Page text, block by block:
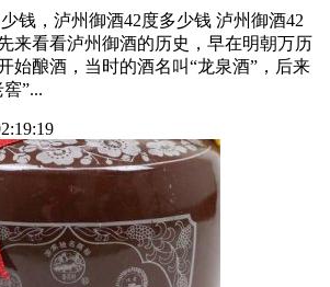
钱，泸州御酒42度多少钱 泸州御酒42
来看看泸州御酒的历史，早在明朝万历
始酿酒，当时的酒名叫“龙泉酒”，后来
”...